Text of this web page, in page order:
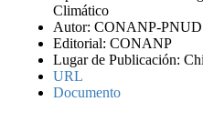
Climático
Autor: CONANP-PNUD
Editorial: CONANP
Lugar de Publicación:
URL
Documento